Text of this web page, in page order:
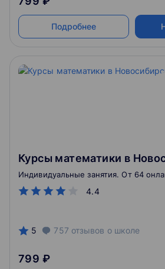
Подробнее
Курсы математики в
4.4
Индивидуальные занятия. От 64
5 757 отзывов о школе
799 ₽